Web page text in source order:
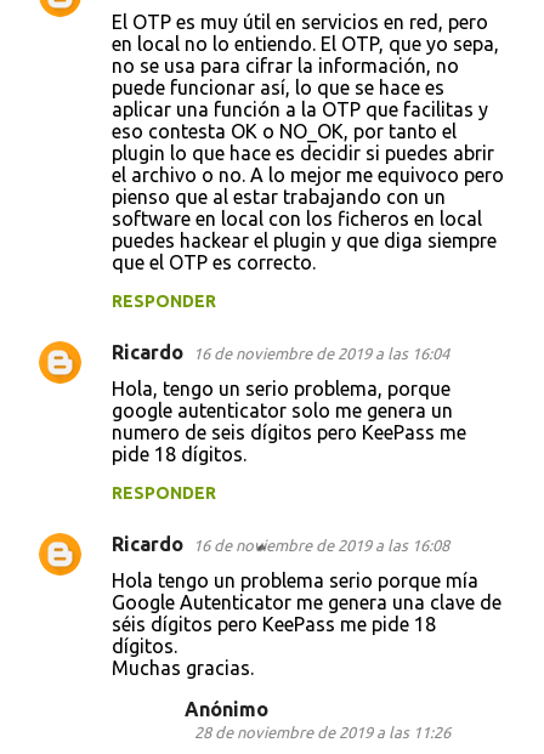
El OTP es muy útil en servicios en red, pero
en local no lo entiendo. El OTP, que yo sepa,
no se usa para cifrar la información, no
puede funcionar así, lo que se hace es
aplicar una función a la OTP que facilitas y
eso contesta OK o NO_OK, por tanto el
plugin lo que hace es decidir si puedes abrir
el archivo o no. A lo mejor me equivoco pero
pienso que al estar trabajando con un
software en local con los ficheros en local
puedes hackear el plugin y que diga siempre
que el OTP es correcto.
RESPONDER
Ricardo 16 de noviembre de 2019 a las 16:04
Hola, tengo un serio problema, porque
google autenticator solo me genera un
numero de seis dígitos pero KeePass me
pide 18 dígitos.
RESPONDER
Ricardo 16 de noviembre de 2019 a las 16:08
Hola tengo un problema serio porque mía
Google Autenticator me genera una clave de
séis dígitos pero KeePass me pide 18
dígitos.
Muchas gracias.
Anónimo
28 de noviembre de 2019 a las 11:26